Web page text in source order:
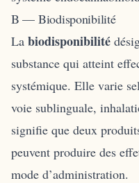
B — Biodisponibilité
La biodisponibilité
substance qui atteint
systémique. Elle varie
voie sublinguale,
signifie que deux
peuvent produire des
mode d’administration.